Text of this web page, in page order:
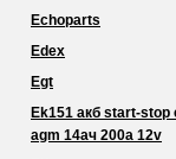
Echoparts
Edex
Egt
Ek151 акб start-
agm 14ач 200a 12v